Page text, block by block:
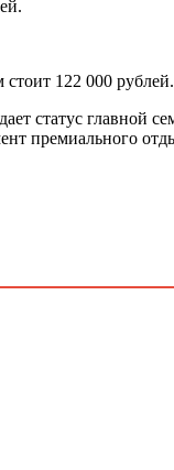
122 000 рублей.
статус главной
премиального